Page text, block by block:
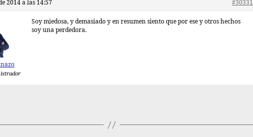
2014 a las 14:57 #30331
Soy miedosa, y demasiado y en resumen siento que por ese y otros hechos
soy una perdedora.